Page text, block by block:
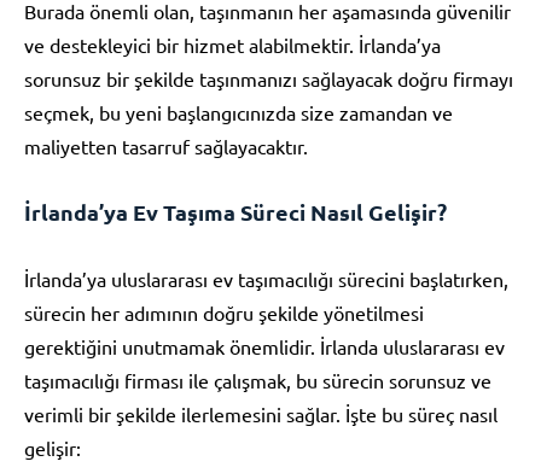
Burada önemli olan, taşınmanın her aşamasında güvenilir
ve destekleyici bir hizmet alabilmektir. İrlanda’ya
sorunsuz bir şekilde taşınmanızı sağlayacak doğru firmayı
seçmek, bu yeni başlangıcınızda size zamandan ve
maliyetten tasarruf sağlayacaktır.
İrlanda’ya Ev Taşıma Süreci Nasıl Gelişir?
İrlanda’ya uluslararası ev taşımacılığı sürecini başlatırken,
sürecin her adımının doğru şekilde yönetilmesi
gerektiğini unutmamak önemlidir. İrlanda uluslararası ev
taşımacılığı firması ile çalışmak, bu sürecin sorunsuz ve
verimli bir şekilde ilerlemesini sağlar. İşte bu süreç nasıl
gelişir: